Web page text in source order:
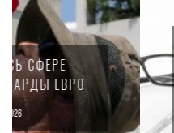
МИНФИН КИПРА
15-
КРУПНЫХ